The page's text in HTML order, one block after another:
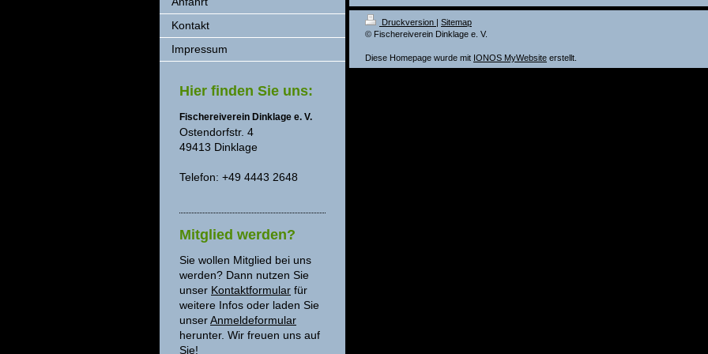
Kontakt
Impressum
Hier finden Sie uns:
Fischereiverein Dinklage e. V.
Ostendorfstr. 4
49413 Dinklage
Telefon: +49 4443 2648
Mitglied werden?
Sie wollen Mitglied bei uns
werden? Dann nutzen Sie
unser Kontaktformular für
weitere Infos oder laden Sie
unserAnmeldeformular
herunter. Wir freuen uns auf
Sie!
Druckversion | Sitemap
© Fischereiverein Dinklage e. V.
Diese Homepage wurde mit IONOS MyWebsite erstellt.